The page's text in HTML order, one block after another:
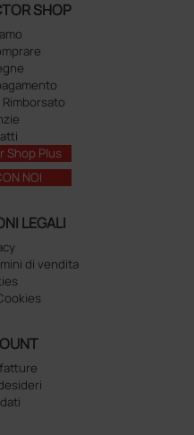
SHOP
Shop Plus
NOI
LEGALI
di vendita